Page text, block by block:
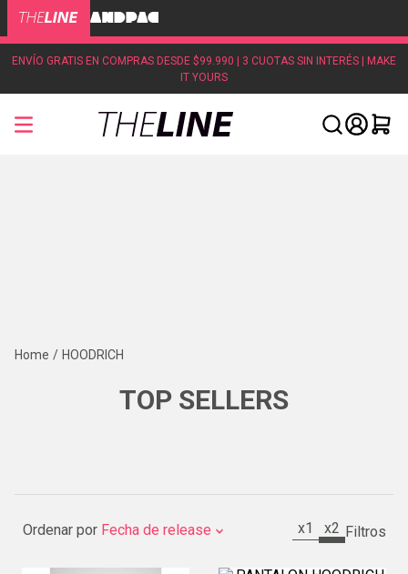
ENVÍO GRATIS EN COMPRAS DESDE $99.990 | 3 CUOTAS SIN INTERÉS | MAKE
IT YOURS
HOODRICH
TOP SELLERS
Ordenar por Fecha de release x1 x2